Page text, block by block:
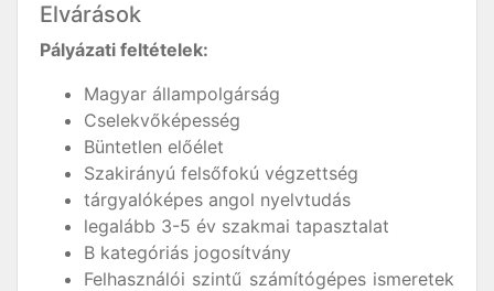
Elvárások
Pályázati feltételek:
Magyar állampolgárság
Cselekvőképesség
Büntetlen előélet
Szakirányú felsőfokú végzettség
tárgyalóképes angol nyelvtudás
legalább 3-5 év szakmai tapasztalat
B kategóriás jogosítvány
Felhasználói szintű számítógépes ismeretek